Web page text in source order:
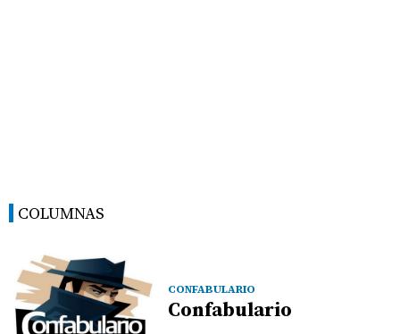
COLUMNAS
CONFABULARIO
Confabulario